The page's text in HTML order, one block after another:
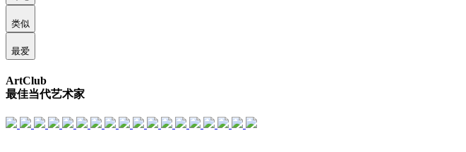
类似
最爱
ArtClub
最佳当代艺术家